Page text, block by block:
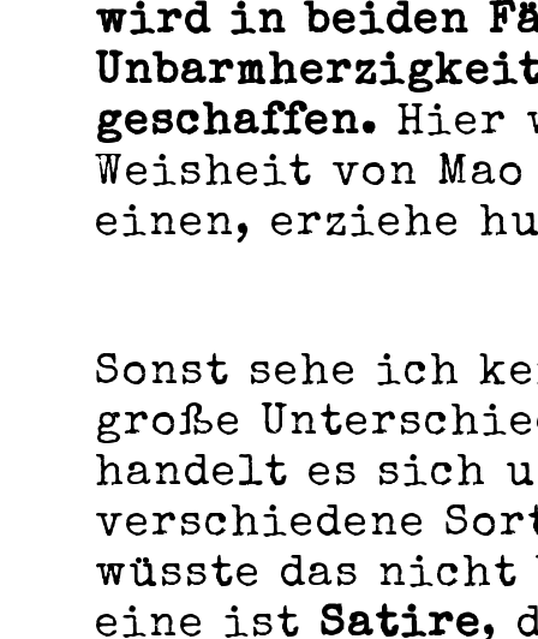
wird in beiden
geschaffen. Hier
Weisheit von
einen, erziehe
Sonst sehe ich
große
handelt es sich
verschiedene
wüsste das nicht
eine ist Satire,